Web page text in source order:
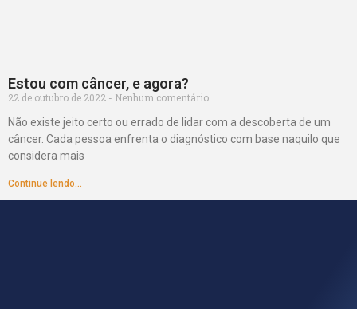
Estou com câncer, e agora?
22 de outubro de 2022
Nenhum comentário
Não existe jeito certo ou errado de lidar com a descoberta de um
câncer. Cada pessoa enfrenta o diagnóstico com base naquilo que
considera mais
Continue lendo...